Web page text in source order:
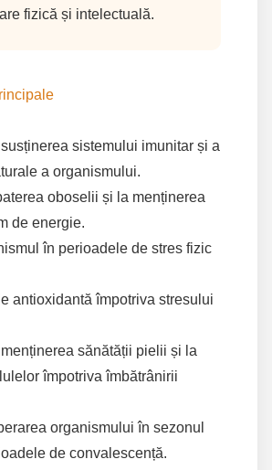
fizică și intelectuală.
sistemului imunitar și a
a organismului.
oboselii și la menținerea
de energie.
în perioadele de stres fizic
antioxidantă împotriva stresului
sănătății pielii și la
împotriva îmbătrânirii
organismului în sezonul
de convalescență.